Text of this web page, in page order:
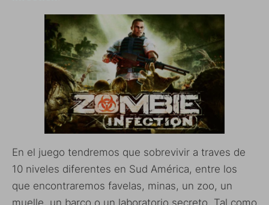
En el juego tendremos que sobrevivir a traves de
10 niveles diferentes en Sud América, entre los
que encontraremos favelas, minas, un zoo, un
muelle, un barco o un laboratorio secreto. Tal como